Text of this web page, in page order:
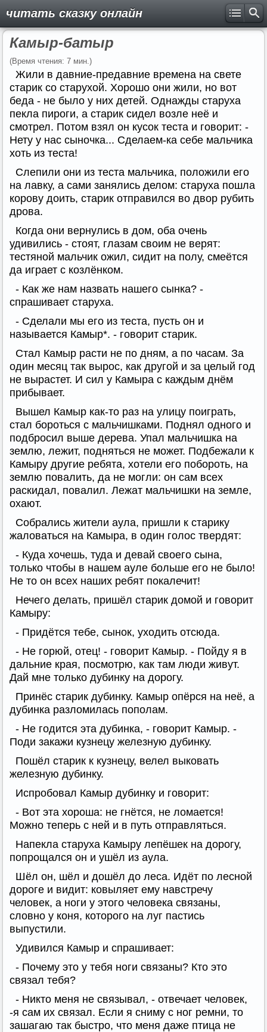
читать сказку онлайн
Камыр-батыр
(Время чтения: 7 мин.)
Жили в давние-предавние времена на свете
старик со старухой. Хорошо они жили, но вот
беда - не было у них детей. Однажды старуха
пекла пироги, а старик сидел возле неё и
смотрел. Потом взял он кусок теста и говорит: -
Нету у нас сыночка... Сделаем-ка себе мальчика
хоть из теста!
Слепили они из теста мальчика, положили его
на лавку, а сами занялись делом: старуха пошла
корову доить, старик отправился во двор рубить
дрова.
Когда они вернулись в дом, оба очень
удивились - стоят, глазам своим не верят:
тестяной мальчик ожил, сидит на полу, смеётся
да играет с козлёнком.
- Как же нам назвать нашего сынка? -
спрашивает старуха.
- Сделали мы его из теста, пусть он и
называется Камыр*. - говорит старик.
Стал Камыр расти не по дням, а по часам. За
один месяц так вырос, как другой и за целый год
не вырастет. И сил у Камыра с каждым днём
прибывает.
Вышел Камыр как-то раз на улицу поиграть,
стал бороться с мальчишками. Поднял одного и
подбросил выше дерева. Упал мальчишка на
землю, лежит, подняться не может. Подбежали к
Камыру другие ребята, хотели его побороть, на
землю повалить, да не могли: он сам всех
раскидал, повалил. Лежат мальчишки на земле,
охают.
Собрались жители аула, пришли к старику
жаловаться на Камыра, в один голос твердят:
- Куда хочешь, туда и девай своего сына,
только чтобы в нашем ауле больше его не было!
Не то он всех наших ребят покалечит!
Нечего делать, пришёл старик домой и говорит
Камыру:
- Придётся тебе, сынок, уходить отсюда.
- Не горюй, отец! - говорит Камыр. - Пойду я в
дальние края, посмотрю, как там люди живут.
Дай мне только дубинку на дорогу.
Принёс старик дубинку. Камыр опёрся на неё, а
дубинка разломилась пополам.
- Не годится эта дубинка, - говорит Камыр. -
Поди закажи кузнецу железную дубинку.
Пошёл старик к кузнецу, велел выковать
железную дубинку.
Испробовал Камыр дубинку и говорит:
- Вот эта хороша: не гнётся, не ломается!
Можно теперь с ней и в путь отправляться.
Напекла старуха Камыру лепёшек на дорогу,
попрощался он и ушёл из аула.
Шёл он, шёл и дошёл до леса. Идёт по лесной
дороге и видит: ковыляет ему навстречу
человек, а ноги у этого человека связаны,
словно у коня, которого на луг пастись
выпустили.
Удивился Камыр и спрашивает:
- Почему это у тебя ноги связаны? Кто это
связал тебя?
- Никто меня не связывал, - отвечает человек,
-я сам их связал. Если я сниму с ног ремни, то
зашагаю так быстро, что меня даже птица не